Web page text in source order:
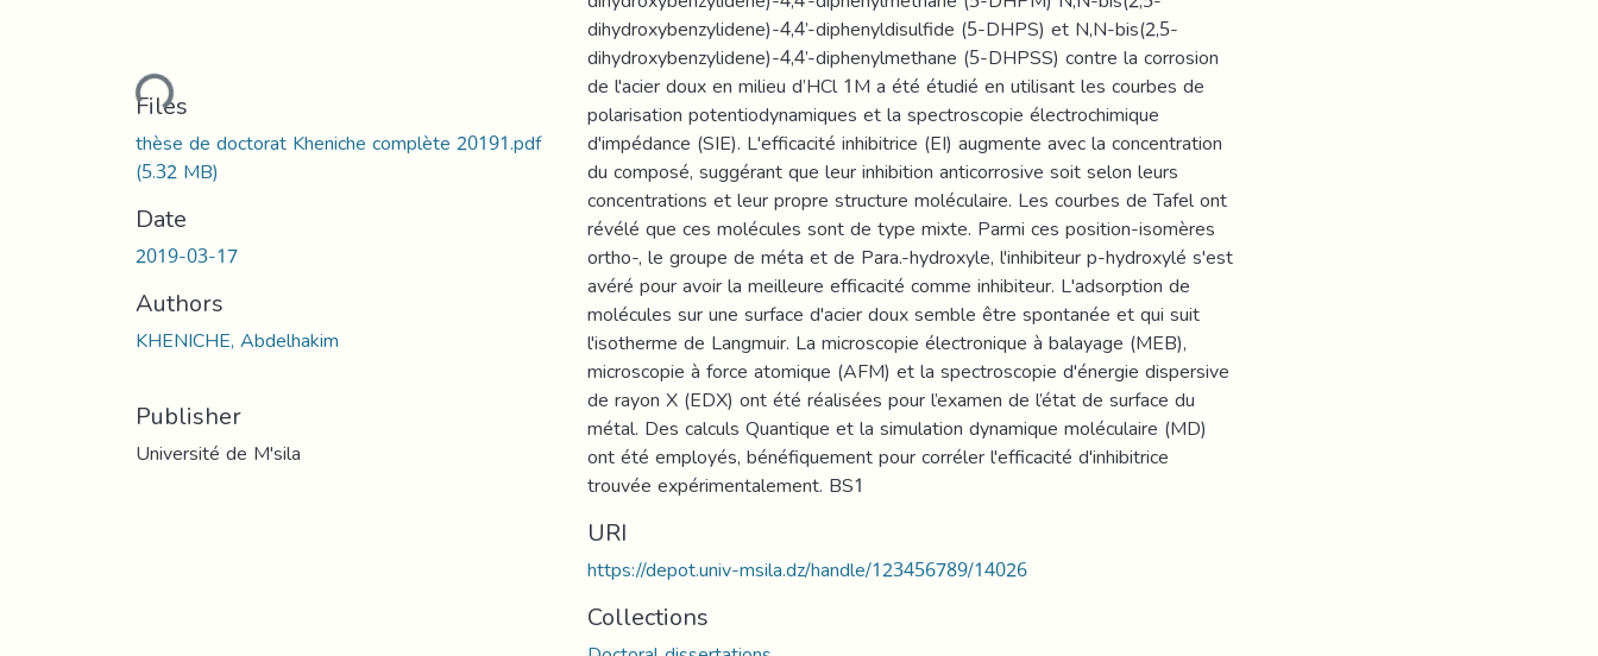
Loading...
Files
thèse de doctorat Kheniche complète 20191.pdf
(5.32 MB)
Date
2019-03-17
Authors
KHENICHE, Abdelhakim
Publisher
Université de M'sila
dihydroxybenzylidene)-4,4’-diphenyldisulfide (5-DHPS) et N,N-bis(2,5-
dihydroxybenzylidene)-4,4’-diphenylmethane (5-DHPSS) contre la corrosion
de l'acier doux en milieu d’HCl 1M a été étudié en utilisant les courbes de
polarisation potentiodynamiques et la spectroscopie électrochimique
d'impédance (SIE). L'efficacité inhibitrice (EI) augmente avec la concentration
du composé, suggérant que leur inhibition anticorrosive soit selon leurs
concentrations et leur propre structure moléculaire. Les courbes de Tafel ont
révélé que ces molécules sont de type mixte. Parmi ces position-isomères
ortho-, le groupe de méta et de Para.-hydroxyle, l'inhibiteur p-hydroxylé s'est
avéré pour avoir la meilleure efficacité comme inhibiteur. L'adsorption de
molécules sur une surface d'acier doux semble être spontanée et qui suit
l'isotherme de Langmuir. La microscopie électronique à balayage (MEB),
microscopie à force atomique (AFM) et la spectroscopie d'énergie dispersive
de rayon X (EDX) ont été réalisées pour l’examen de l’état de surface du
métal. Des calculs Quantique et la simulation dynamique moléculaire (MD)
ont été employés, bénéfiquement pour corréler l'efficacité d'inhibitrice
trouvée expérimentalement. BS1
URI
https://depot.univ-msila.dz/handle/123456789/14026
Collections